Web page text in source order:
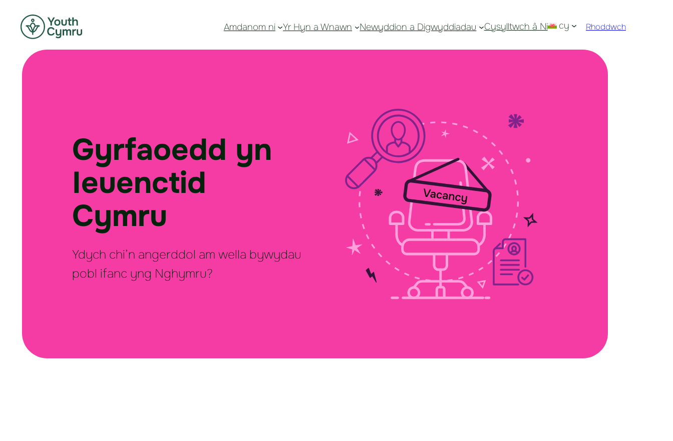
Amdanom ni Yr Hyn a Wnawn Newyddion a Digwyddiadau Cysylltwch â Ni cy Rhoddwch
Gyrfaoedd yn
Ieuenctid
Cymru
Ydych chi’n angerddol am wella bywydau
pobl ifanc yng Nghymru?